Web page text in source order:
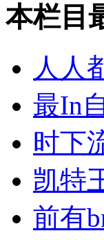
本栏目
人人
最In
时下
凯特
前有